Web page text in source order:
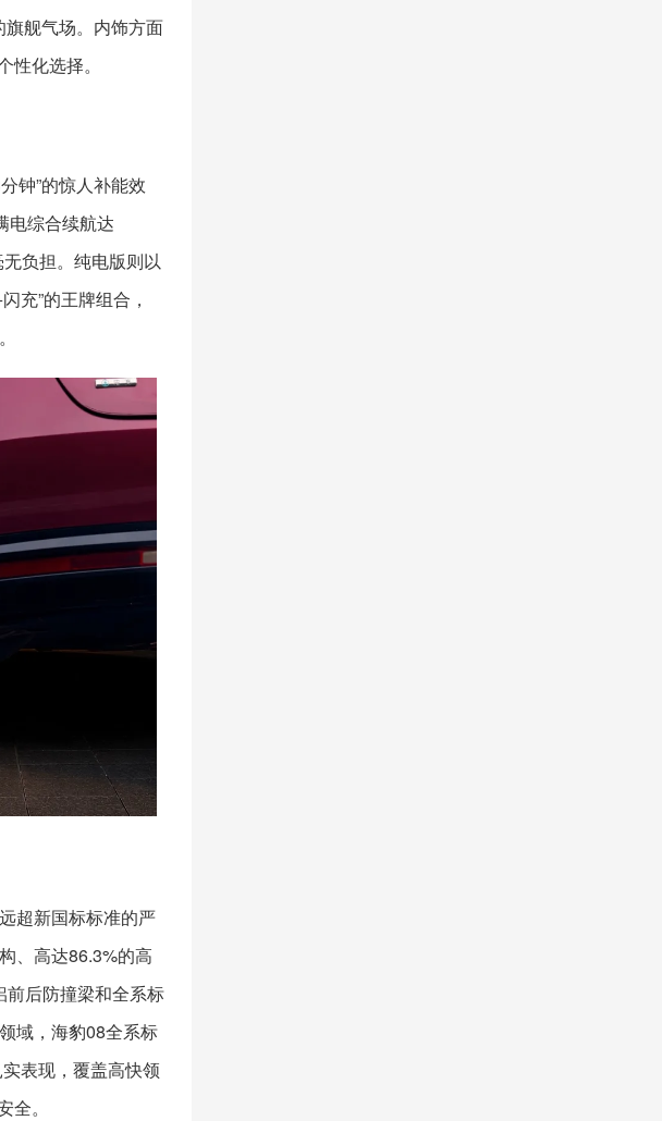
舰气场。内饰方面
性化选择。
钟”的惊人补能效
电综合续航达
负担。纯电版则以
充”的王牌组合，
超新国标标准的严
、高达86.3%的高
后防撞梁和全系标
域，海豹08全系标
表现，覆盖高快领
。